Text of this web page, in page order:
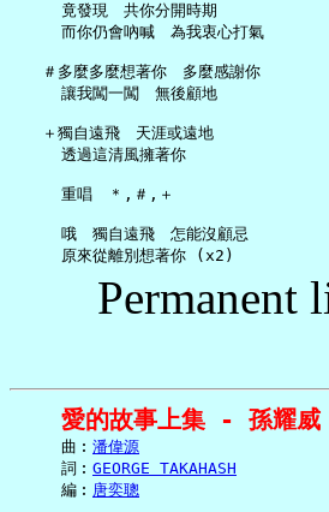
     竟發現　共你分開時期
     而你仍會吶喊　為我衷心打氣
   ＃多麼多麼想著你　多麼感謝你
     讓我闖一闖　無後顧地
   ＋獨自遠飛　天涯或遠地
     透過這清風擁著你
     重唱　＊,＃,＋
     哦　獨自遠飛　怎能沒顧忌
Permanent
愛的故事上集 - 孫耀威
     曲︰
潘偉源
     詞︰
GEORGE TAKAHASH
     編︰
唐奕聰